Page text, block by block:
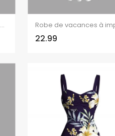
Robe de vacances à imprimé floral et cocotiers, robe froncée
22.99